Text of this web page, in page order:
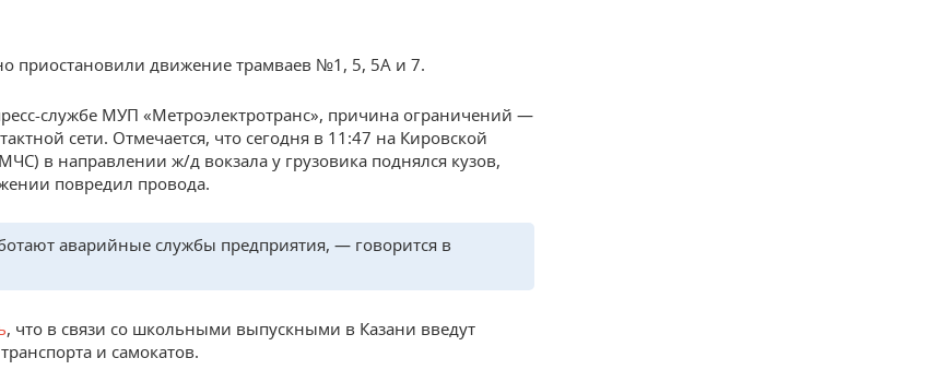
приостановили движение трамваев №1, 5, 5А и 7.
службе МУП «Метроэлектротранс», причина ограничений —
сети. Отмечается, что сегодня в 11:47 на Кировской
в направлении ж/д вокзала у грузовика поднялся кузов,
повредил провода.
аварийные службы предприятия, — говорится в
, что в связи со школьными выпускными в Казани введут
и самокатов.